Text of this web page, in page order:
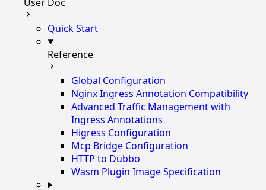
Quick Start
Reference
Global Configuration
Nginx Ingress Annotation Compatibility
Advanced Traffic Management with
Ingress Annotations
Higress Configuration
Mcp Bridge Configuration
HTTP to Dubbo
Wasm Plugin Image Specification